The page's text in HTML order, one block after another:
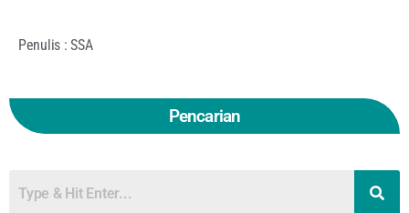
Pencarian
Penulis : SSA